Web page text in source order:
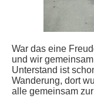
War das eine
und wir
Unterstand ist
Wanderung, dort
alle gemeinsam